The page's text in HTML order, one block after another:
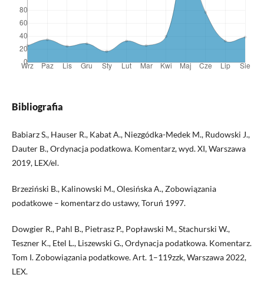
Bibliografia
Babiarz S., Hauser R., Kabat A., Niezgódka-Medek M., Rudowski J.,
Dauter B., Ordynacja podatkowa. Komentarz, wyd. XI, Warszawa
2019, LEX/el.
Brzeziński B., Kalinowski M., Olesińska A., Zobowiązania
podatkowe – komentarz do ustawy, Toruń 1997.
Dowgier R., Pahl B., Pietrasz P., Popławski M., Stachurski W.,
Teszner K., Etel L., Liszewski G., Ordynacja podatkowa. Komentarz.
Tom I. Zobowiązania podatkowe. Art. 1–119zzk, Warszawa 2022,
LEX.